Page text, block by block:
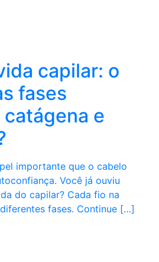
capilar: o
fases
e
importante que o cabelo
Você já ouviu
do capilar? Cada fio na
fases. Continue […]